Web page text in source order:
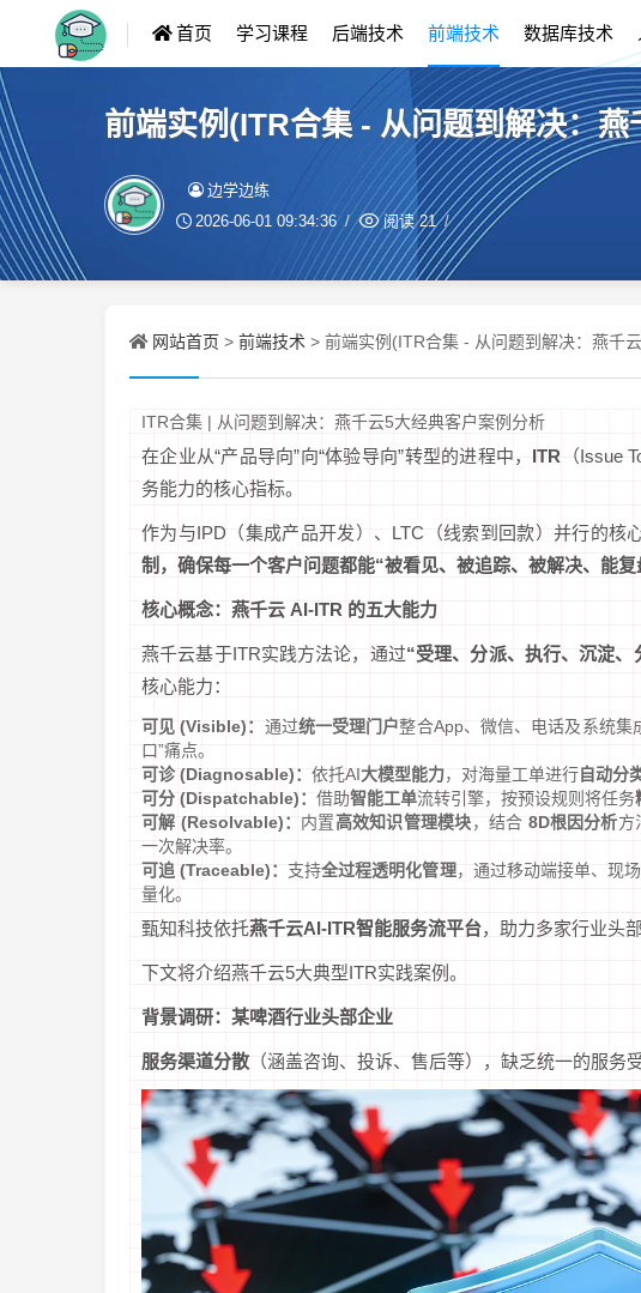
首页 学习课程 后端技术 前端技术 数据库技术
前端实例(ITR合集 - 从问题到解决：
边学边练
2026-06-01 09:34:36 阅读21
网站首页 > 前端技术 > 前端实例(ITR合集 - 从问题到解决：燕千
ITR合集 | 从问题到解决：燕千云5大经典客户案例分析
在企业从“产品导向”向“体验导向”转型的进程中， ITR （Issue
务能力的核心指标。
作为与IPD（集成产品开发）、LTC（线索到回款）并行的核
制，确保每一个客户问题都能“被看见、被追踪、被解决、能复
核心概念：燕千云 AI-ITR 的五大能力
燕千云基于ITR实践方法论，通过“受理、分派、执行、沉淀
核心能力：
可见 (Visible)： 通过统一受理门户整合App、微信、电话及系统集
口”痛点。
可诊 (Diagnosable)： 依托AI大模型能力，对海量工单进行自动分
可分 (Dispatchable)： 借助智能工单流转引擎，按预设规则将任务
可解 (Resolvable)： 内置高效知识管理模块，结合 8D根因分析方
一次解决率。
可追 (Traceable)： 支持全过程透明化管理，通过移动端接单、现
量化。
甄知科技依托燕千云AI-ITR智能服务流平台，助力多家行业头
下文将介绍燕千云5大典型ITR实践案例。
背景调研：某啤酒行业头部企业
服务渠道分散 （涵盖咨询、投诉、售后等），缺乏统一的服务